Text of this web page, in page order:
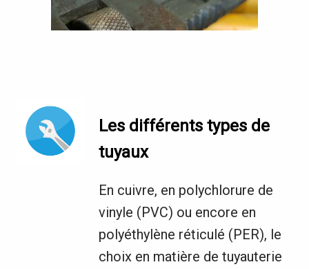
Les différents types de
tuyaux
En cuivre, en polychlorure de
vinyle (PVC) ou encore en
polyéthylène réticulé (PER), le
choix en matière de tuyauterie